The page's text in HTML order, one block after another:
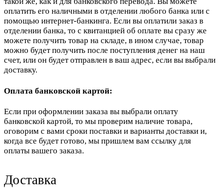
оплатить его наличными в отделении любого банка или с
помощью интернет-банкинга. Если вы оплатили заказ в
отделении банка, то с квитанцией об оплате вы сразу же
можете получить товар на складе, в ином случае, товар
можно будет получить после поступления денег на наш
счет, или он будет отправлен в ваш адрес, если вы выбрали
доставку.
Оплата банковской картой:
Если при оформлении заказа вы выбрали оплату
банковской картой, то мы проверим наличие товара,
оговорим с вами сроки поставки и варианты доставки и,
когда все будет готово, мы пришлем вам ссылку для
оплаты вашего заказа.
Доставка